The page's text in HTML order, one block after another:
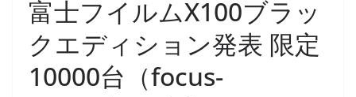
富士フイルムX100ブラッ
クエディション発表 限定
10000台（focus-